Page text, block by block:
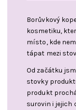
Borůvkový
kosmetiku,
místo, kde
tápat mezi
Od začátku
stovky
produkt
surovin i jejich